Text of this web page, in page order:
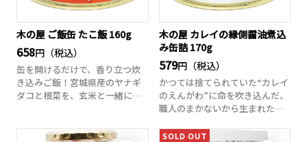
木の屋 ご飯缶 たこ飯 160g
658円（税込）
缶を開けるだけで、香り立つ炊
き込みご飯！宮城県産のヤナギ
ダコと根菜を、玄米と一緒に日
木の屋 カレイの縁側醤油煮込
み缶詰 170g
579円（税込）
かつては捨てられていた“カレイ
のえんがわ”に命を吹き込んだ、
職人のまかないから生まれた奇
SOLD OUT